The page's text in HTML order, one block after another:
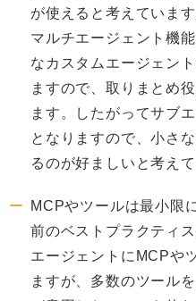
が使えると考えていま
マルチエージェント機
なカスタムエージェン
ますので、取りまとめ
ます。したがってサブ
となりますので、小さ
るのが好ましいと考えて
MCPやツールは最小限
前のベストプラクティ
エージェントにMCPや
ますが、多数のツール